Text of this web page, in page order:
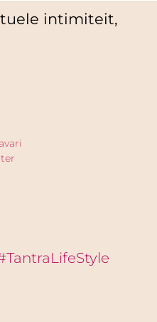
intimiteit,